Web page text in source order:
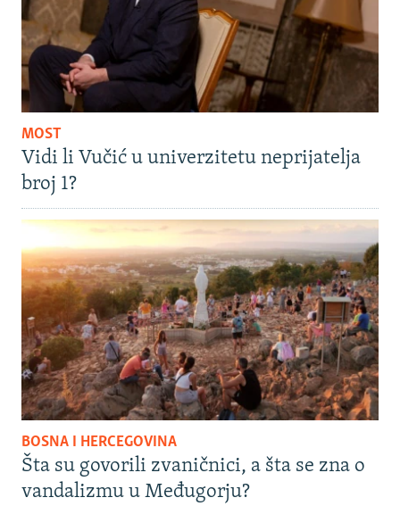
MOST
Vidi li Vučić u univerzitetu neprijatelja
broj 1?
BOSNA I HERCEGOVINA
Šta su govorili zvaničnici, a šta se zna o
vandalizmu u Međugorju?